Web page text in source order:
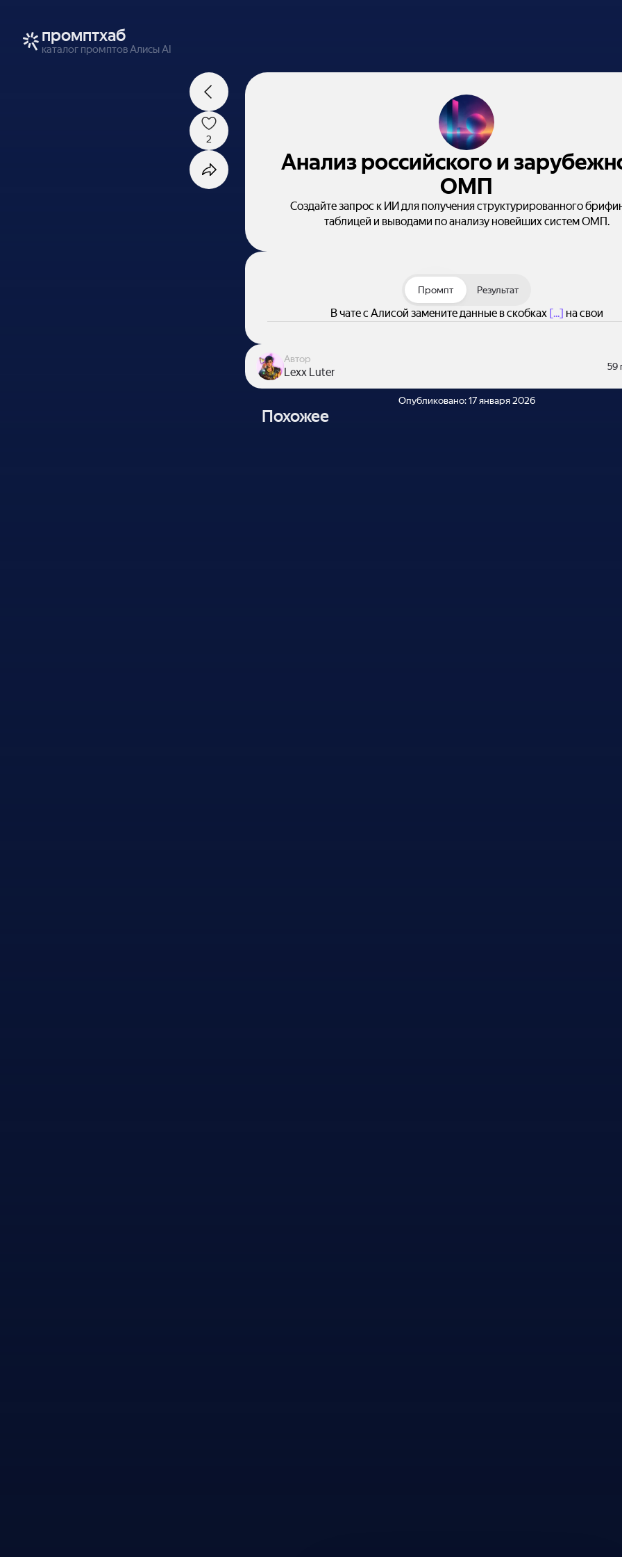
промптхаб
каталог промптов Алисы AI
Анализ российского и
ОМП
Создайте запрос к ИИ для получения структурированного
таблицей и выводами по анализу новейших систем ОМП.
2
Промпт Результат
В чате с Алисой замените данные в скобках [...] на свои
Автор
Lexx Luter 59
Опубликовано:17 января 2026
Похожее